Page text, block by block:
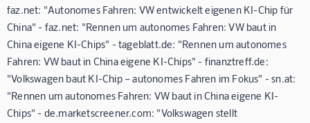
faz.net: "Autonomes Fahren: VW entwickelt eigenen KI-Chip für
China" - faz.net: "Rennen um autonomes Fahren: VW baut in
China eigene KI-Chips" - tageblatt.de: "Rennen um autonomes
Fahren: VW baut in China eigene KI-Chips" - finanztreff.de:
"Volkswagen baut KI-Chip – autonomes Fahren im Fokus" - sn.at:
"Rennen um autonomes Fahren: VW baut in China eigene KI-
Chips" - de.marketscreener.com: "Volkswagen stellt